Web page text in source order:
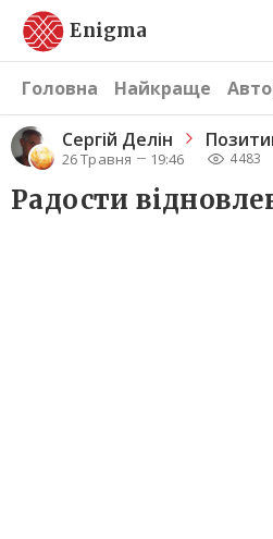
Enigma
Головна Найкраще
Сергiй Делін
26 Травня 19:46 4483
Радости